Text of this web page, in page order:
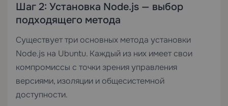
Шаг 2: Установка Node.js — выбор
подходящего метода
Существует три основных метода установки
Node.js на Ubuntu. Каждый из них имеет свои
компромиссы с точки зрения управления
версиями, изоляции и общесистемной
доступности.